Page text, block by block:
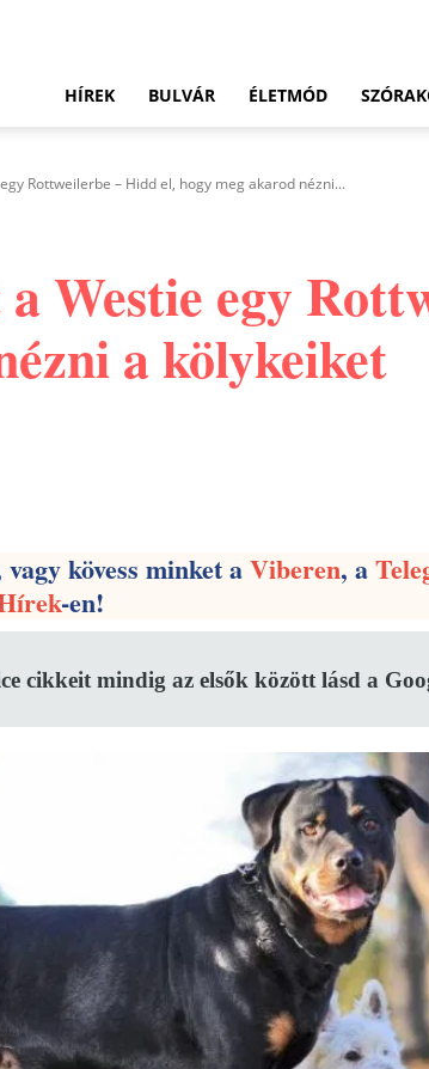
HÍREK BULVÁR ÉLETMÓD
Rottweilerbe – Hidd el, hogy meg akarod nézni...
Westie egy
a kölykeiket
vagy kövess minket aViberen, a
-en!
cikkeit mindig az elsők között lásd a